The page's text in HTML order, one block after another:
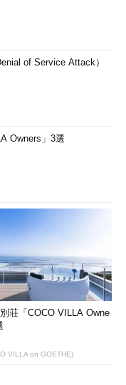
of Service Attack）
Owners」3選
荘「COCO VILLA Owne
VILLA on GOETHE)